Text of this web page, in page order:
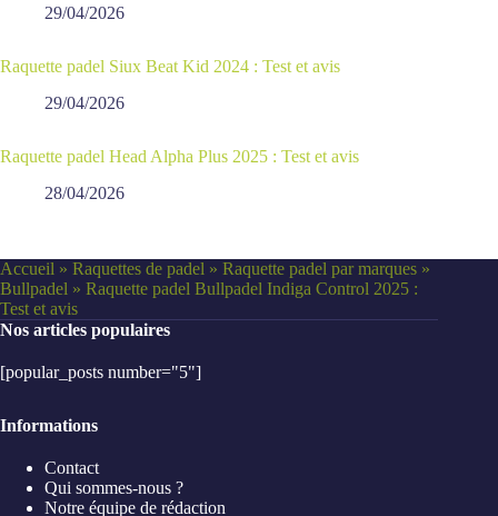
29/04/2026
Raquette padel Siux Beat Kid 2024 : Test et avis
29/04/2026
Raquette padel Head Alpha Plus 2025 : Test et avis
28/04/2026
Accueil » Raquettes de padel » Raquette padel par marques »
Bullpadel » Raquette padel Bullpadel Indiga Control 2025 :
Test et avis
Nos articles populaires
[popular_posts number="5"]
Informations
Contact
Qui sommes-nous ?
Notre équipe de rédaction